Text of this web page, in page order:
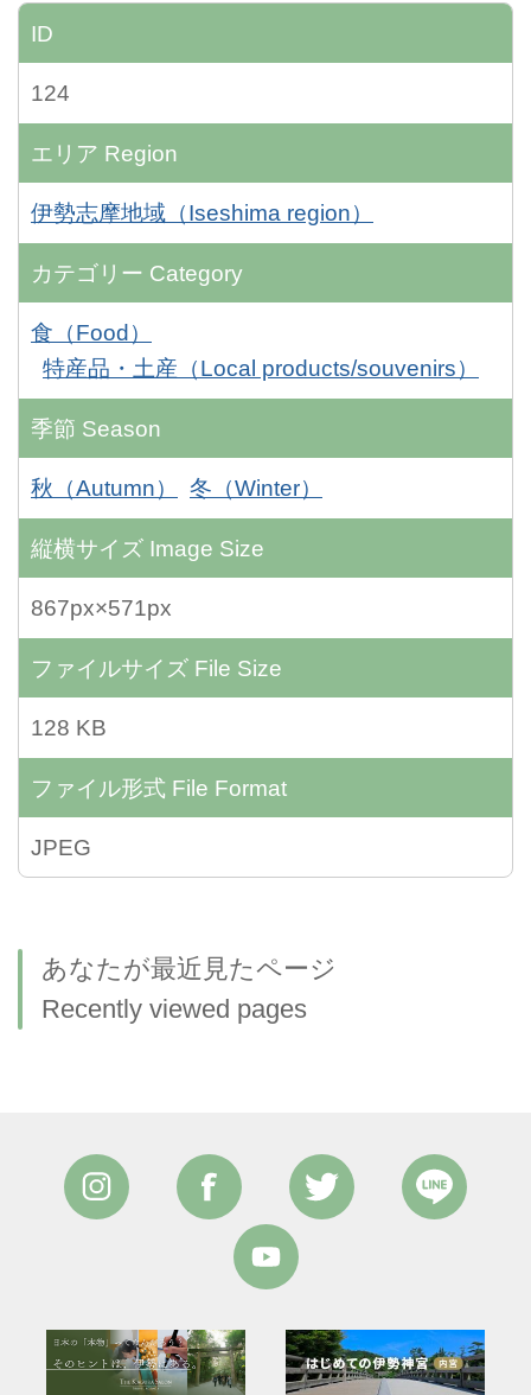
ID
124
エリア Region
伊勢志摩地域（Iseshima region）
カテゴリー Category
食（Food）
特産品・土産（Local products/souvenirs）
季節 Season
秋（Autumn） 冬（Winter）
縦横サイズ Image Size
867px×571px
ファイルサイズ File Size
128 KB
ファイル形式 File Format
JPEG
あなたが最近見たページ
Recently viewed pages